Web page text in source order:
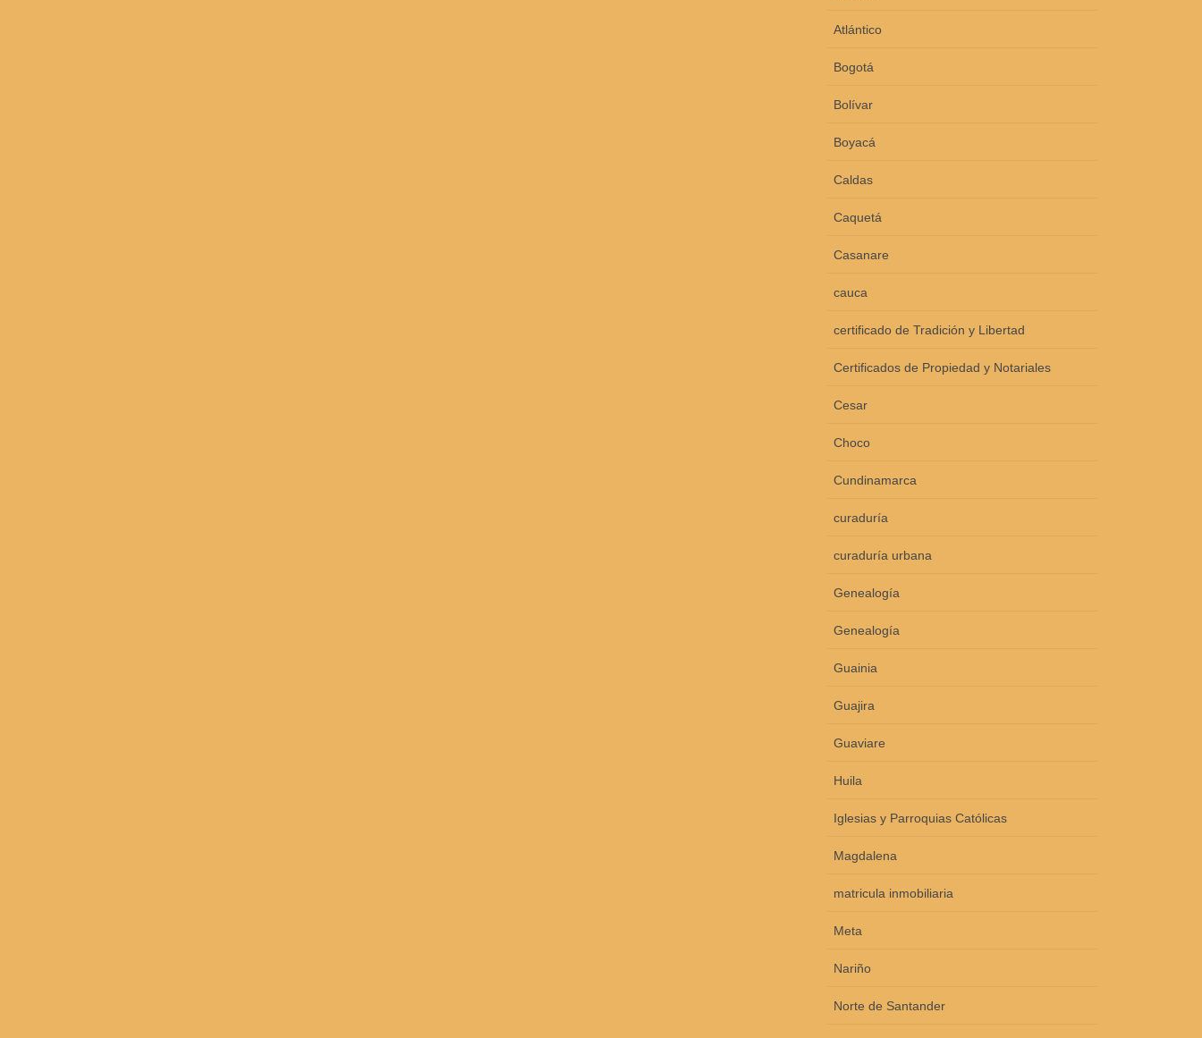
Atlántico
Bogotá
Bolívar
Boyacá
Caldas
Caquetá
Casanare
cauca
certificado de Tradición y Libertad
Certificados de Propiedad y Notariales
Cesar
Choco
Cundinamarca
curaduría
curaduría urbana
Genealogía
Genealogía
Guainia
Guajira
Guaviare
Huila
Iglesias y Parroquias Católicas
Magdalena
matricula inmobiliaria
Meta
Nariño
Norte de Santander